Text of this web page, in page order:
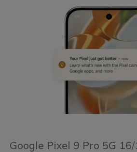
Google Pixel 9 Pro 5G